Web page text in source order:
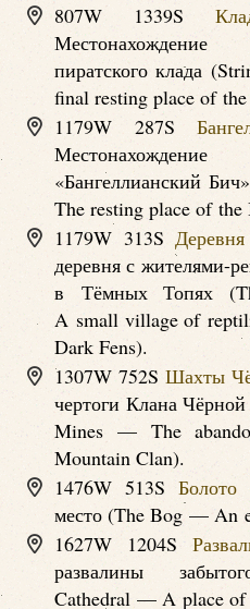
807W 1339S
Местонахождение
пиратского клада
final resting place of
1179W 287S
«Бангеллианский
The resting place of the
1179W 313S
деревня с жителями-
в Тёмных Топях
A small village of
Dark Fens).
1307W 752S Шахты
чертоги Клана
Mines — The
Mountain Clan).
1476W 513S Болото
место (The Bog — An
1627W 1204S
развалины
Cathedral — A place of